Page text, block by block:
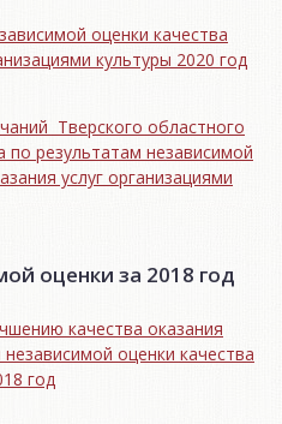
оценки качества
культуры 2020 год
Тверского областного
результатам независимой
услуг организациями
оценки за 2018 год
качества оказания
оценки качества
год